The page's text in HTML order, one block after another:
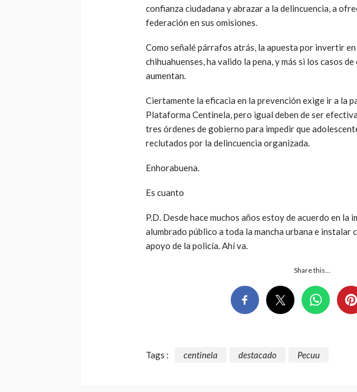
confianza ciudadana y abrazar a la delincuencia, a
federación en sus omisiones.
Como señalé párrafos atrás, la apuesta por invertir
chihuahuenses, ha valido la pena, y más si los casos
aumentan.
Ciertamente la eficacia en la prevención exige ir a la
Plataforma Centinela, pero igual deben de ser
tres órdenes de gobierno para impedir que
reclutados por la delincuencia organizada.
Enhorabuena.
Es cuanto
P.D. Desde hace muchos años estoy de acuerdo en la
alumbrado público a toda la mancha urbana e instalar
apoyo de la policía. Ahí va.
Share this…
Tags : centinela destacado Pecuu